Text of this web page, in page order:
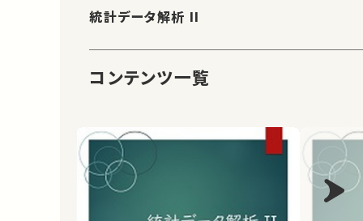
統計データ解析 II
コンテンツ一覧